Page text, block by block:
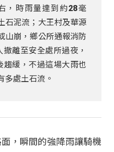
，時雨量達到約28毫
石泥流；大王村及華源
山崩，鄉公所通報消防
離至安全處所過夜，
趨緩，不過這場大雨也
多處土石流。
，瞬間的強降雨讓騎機